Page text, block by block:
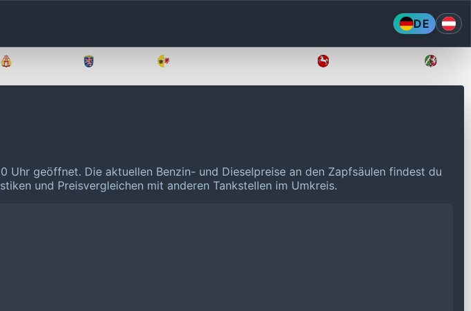
DE
Uhr geöffnet. Die aktuellen Benzin- und Dieselpreise an den Zapfsäulen findest du
und Preisvergleichen mit anderen Tankstellen im Umkreis.